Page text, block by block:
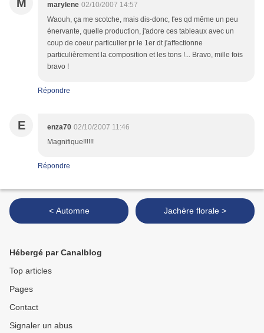
M marylene 02/10/2007 14:57
Waouh, ça me scotche, mais dis-donc, t'es qd même un peu
énervante, quelle production, j'adore ces tableaux avec un
coup de coeur particulier pr le 1er dt j'affectionne
particulièrement la composition et les tons !... Bravo, mille fois
bravo !
Répondre
E enza70 02/10/2007 11:46
Magnifique!!!!!!
Répondre
< Automne Jachère florale >
Hébergé par Canalblog
Top articles
Pages
Contact
Signaler un abus